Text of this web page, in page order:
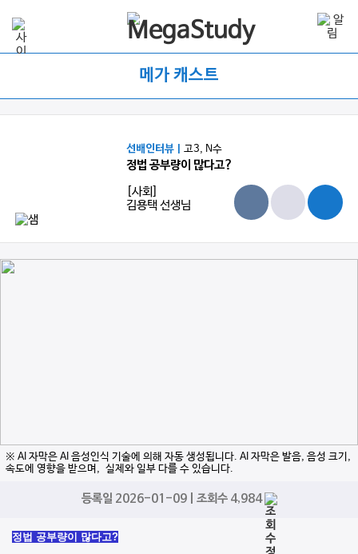
메가 캐스트
선배인터뷰 |고3, N수
정법 공부량이 많다고?
[사회]
김용택 선생님
※ AI 자막은 AI 음성인식 기술에 의해 자동 생성됩니다. AI 자막은 발음, 음성 크기,
속도에 영향을 받으며, 실제와 일부 다를 수 있습니다.
등록일 2026-01-09 | 조회수 4,984
정법 공부량이 많다고?